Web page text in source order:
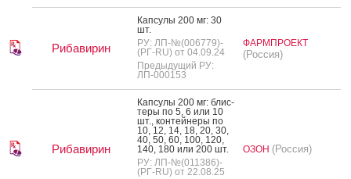
Рибавирин
Кап­су­лы 200 мг: 30
шт.
РУ: ЛП-№(006779)-
(РГ-RU) от 04.09.24
Предыдущий РУ:
ЛП-000153
ФАРМПРОЕКТ
(Россия)
Рибавирин
Кап­су­лы 200 мг: блис­
те­ры по 5, 6 или 10
шт., кон­тей­не­ры по
10, 12, 14, 18, 20, 30,
40, 50, 60, 100, 120,
140, 180 или 200 шт.
РУ: ЛП-№(011386)-
(РГ-RU) от 22.08.25
ОЗОН (Россия)